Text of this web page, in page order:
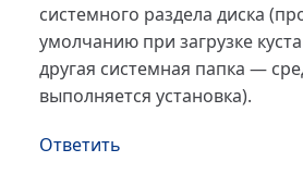
системного раздела диска
умолчанию при загрузке
другая системная папка —
выполняется установка).
Ответить